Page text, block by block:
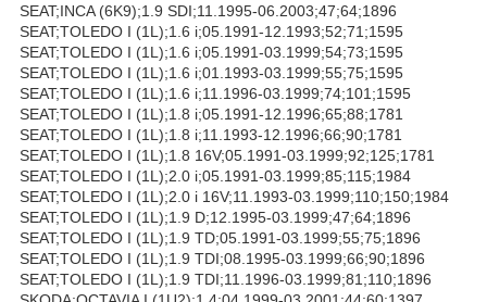
SEAT;INCA (6K9);1.9 SDI;11.1995-06.2003;47;64;1896
SEAT;TOLEDO I (1L);1.6 i;05.1991-12.1993;52;71;1595
SEAT;TOLEDO I (1L);1.6 i;05.1991-03.1999;54;73;1595
SEAT;TOLEDO I (1L);1.6 i;01.1993-03.1999;55;75;1595
SEAT;TOLEDO I (1L);1.6 i;11.1996-03.1999;74;101;1595
SEAT;TOLEDO I (1L);1.8 i;05.1991-12.1996;65;88;1781
SEAT;TOLEDO I (1L);1.8 i;11.1993-12.1996;66;90;1781
SEAT;TOLEDO I (1L);1.8 16V;05.1991-03.1999;92;125;1781
SEAT;TOLEDO I (1L);2.0 i;05.1991-03.1999;85;115;1984
SEAT;TOLEDO I (1L);2.0 i 16V;11.1993-03.1999;110;150;1984
SEAT;TOLEDO I (1L);1.9 D;12.1995-03.1999;47;64;1896
SEAT;TOLEDO I (1L);1.9 TD;05.1991-03.1999;55;75;1896
SEAT;TOLEDO I (1L);1.9 TDI;08.1995-03.1999;66;90;1896
SEAT;TOLEDO I (1L);1.9 TDI;11.1996-03.1999;81;110;1896